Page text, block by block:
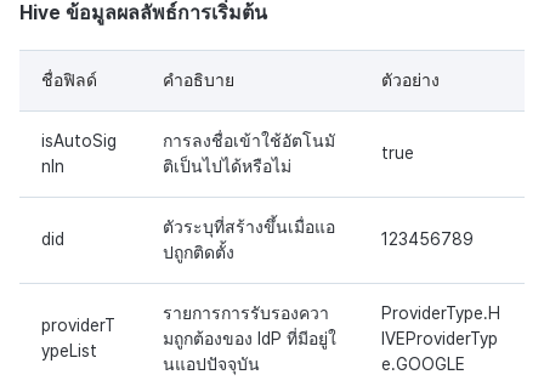
Hive ข้อมูลผลลัพธ์การเริ่มต้น
ชื่อฟิลด์ คำอธิบาย ตัวอย่าง
isAutoSig
nIn
การลงชื่อเข้าใช้อัตโนมั
ติเป็นไปได้หรือไม่
true
did
ตัวระบุที่สร้างขึ้นเมื่อแอ
ปถูกติดตั้ง
123456789
providerT
ypeList
รายการการรับรองควา
มถูกต้องของ IdP ที่มีอยู่ใ
นแอปปัจจุบัน
ProviderType.H
IVEProviderTyp
e.GOOGLE